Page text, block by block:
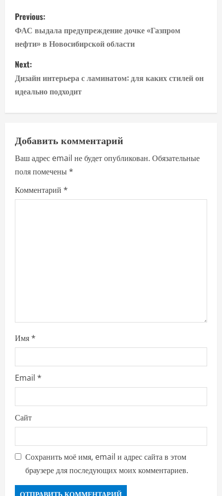
P
o
s
t
n
a
v
i
g
a
Previous:
ФАС выдала предупреждение дочке «Газпром
нефти» в Новосибирской области
Next:
Дизайн интерьера с ламинатом: для каких стилей он
идеально подходит
Добавить комментарий
Ваш адрес email не будет опубликован. Обязательные
поля помечены*
Комментарий *
Имя*
Email *
Сайт
Сохранить моё имя, email и адрес сайта в этом
браузере для последующих моих комментариев.